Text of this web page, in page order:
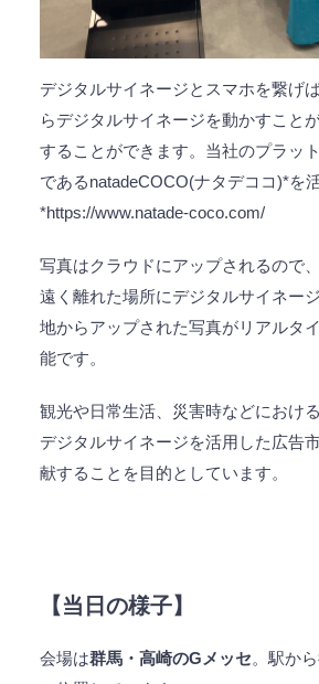
デジタルサイネージとスマホを繋げ
らデジタルサイネージを動かすこと
することができます。当社のプラッ
であるnatadeCOCO(ナタデココ)*を
*https://www.natade-coco.com/
写真はクラウドにアップされるので
遠く離れた場所にデジタルサイネー
地からアップされた写真がリアルタ
能です。
観光や日常生活、災害時などにおけ
デジタルサイネージを活用した広告
献することを目的としています。
【当日の様子】
会場は群馬・高崎のGメッセ。駅か